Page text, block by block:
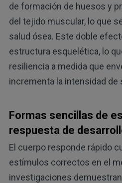
de formación de huesos y
del tejido muscular, lo que
salud ósea. Este doble
estructura esquelética, lo
resiliencia a medida que
incrementa la intensidad de
Formas sencillas de
respuesta de
El cuerpo responde rápido
estímulos correctos en el
investigaciones